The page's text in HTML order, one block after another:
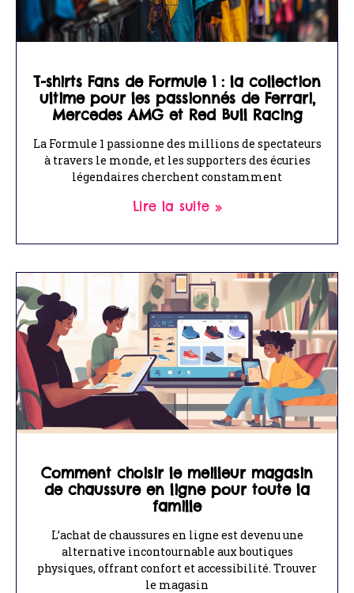
T-shirts Fans de Formule 1 : la collection
ultime pour les passionnés de Ferrari,
Mercedes AMG et Red Bull Racing
La Formule 1 passionne des millions de spectateurs
à travers le monde, et les supporters des écuries
légendaires cherchent constamment
Lire la suite »
Comment choisir le meilleur magasin
de chaussure en ligne pour toute la
famille
L’achat de chaussures en ligne est devenu une
alternative incontournable aux boutiques
physiques, offrant confort et accessibilité. Trouver
le magasin